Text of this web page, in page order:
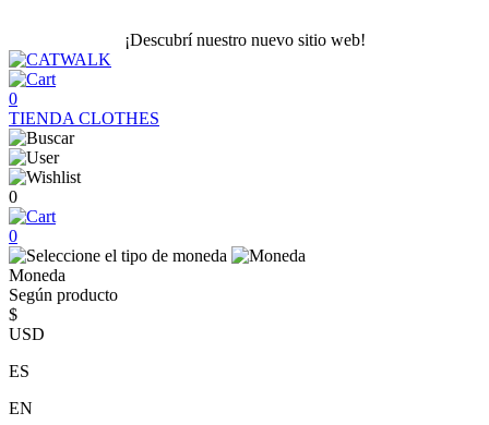
¡Descubrí nuestro nuevo sitio web!
0
TIENDA CLOTHES
0
0
Moneda
Según producto
$
USD
ES
EN